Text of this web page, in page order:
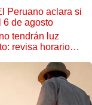
Peruano aclara si
6 de agosto
tendrán luz
revisa horarios y